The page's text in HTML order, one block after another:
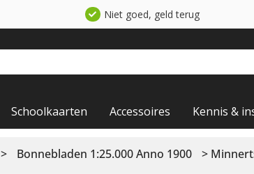
Niet goed, geld terug
Schoolkaarten Accessoires Kennis &
> Bonnebladen 1:25.000 Anno 1900 >